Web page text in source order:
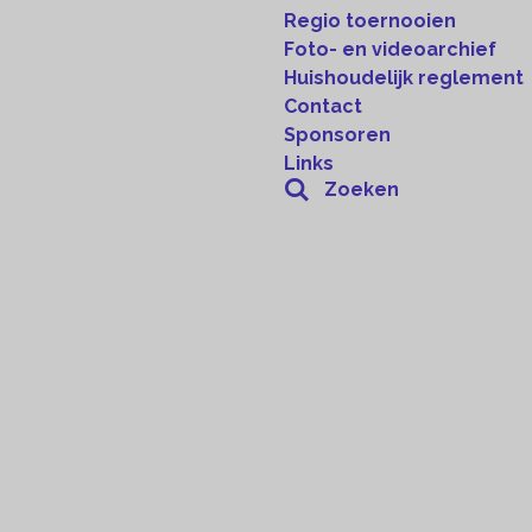
Regio toernooien
Foto- en videoarchief
Huishoudelijk reglement
Contact
Sponsoren
Links
Zoeken